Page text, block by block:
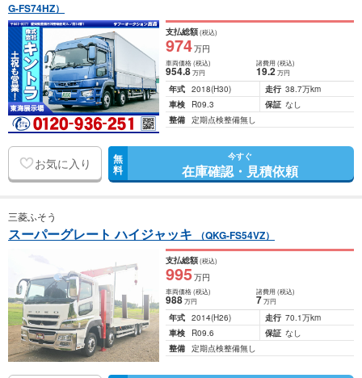
G-FS74HZ）
支払総額(税込)
974万円
車両価格(税込)
954.8万円
諸費用 (税込)
19.2 万円
年式 2018(H30) 走行 38.7万km
車検
R09.3 保証 なし
整備 定期点検整備無し
お気に入り 無
料
今すぐ
在庫確認・見積依頼
三菱ふそう
スーパーグレート ハイジャッキ （QKG-FS54VZ）
支払総額(税込)
995万円
車両価格(税込)
988万円
諸費用 (税込)
7 万円
年式 2014(H26) 走行 70.1万km
車検
R09.6 保証 なし
整備 定期点検整備無し